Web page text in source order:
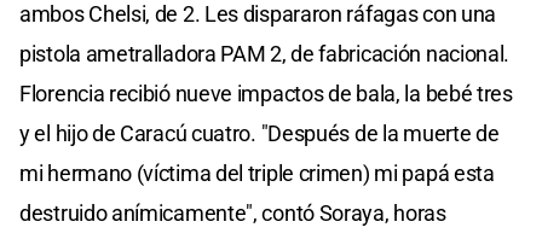
ambos Chelsi, de 2. Les dispararon ráfagas con una
pistola ametralladora PAM 2, de fabricación nacional.
Florencia recibió nueve impactos de bala, la bebé tres
y el hijo de Caracú cuatro. "Después de la muerte de
mi hermano (víctima del triple crimen) mi papá esta
destruido anímicamente", contó Soraya, horas